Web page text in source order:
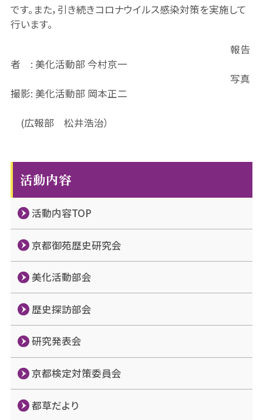
活動内容
活動内容TOP
京都御苑歴史研究会
美化活動部会
歴史探訪部会
研究発表会
京都検定対策委員会
都草だより
です。また，引き続きコロナウイルス感染対策を実施して
行います。
報告
者 : 美化活動部 今村京一
写真
撮影: 美化活動部 岡本正二
(広報部 松井浩治）